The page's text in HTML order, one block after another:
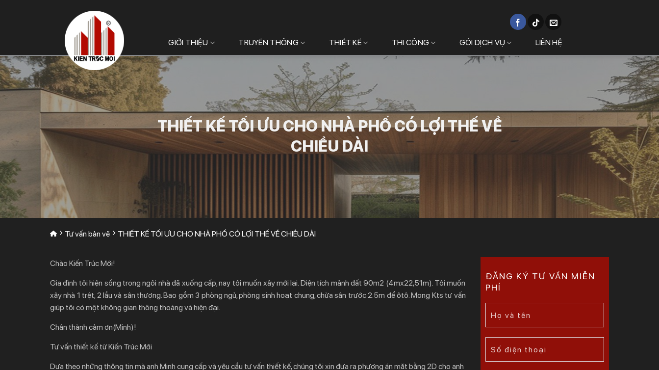
GIỚI THIỆU TRUYỀN THÔNG THIẾT KẾ THI CÔNG GÓI DỊCH VỤ LIÊN HỆ
THIẾT KẾ TỐI ƯU CHO NHÀ PHỐ CÓ LỢI THẾ VỀ
CHIỀU DÀI
Tư vấn bản vẽ THIẾT KẾ TỐI ƯU CHO NHÀ PHỐ CÓ LỢI THẾ VỀ CHIỀU DÀI
Chào Kiến Trúc Mới!
Gia đình tôi hiện sống trong ngôi nhà đã xuống cấp, nay tôi muốn xây mới lại. Diện tích mảnh đất 90m2 (4mx22,51m). Tôi muốn
xây nhà 1 trệt, 2 lầu và sân thượng. Bao gồm 3 phòng ngủ, phòng sinh hoạt chung, chừa sân trước 2.5m để ôtô. Mong Kts tư vấn
giúp tôi có một không gian thông thoáng và hiện đại.
Chân thành cảm ơn(Minh)!
Tư vấn thiết kế từ Kiến Trúc Mới
Dựa theo những thông tin mà anh Minh cung cấp và yêu cầu tư vấn thiết kế, chúng tôi xin đưa ra phương án mặt bằng 2D cho anh
ĐĂNG KÝ TƯ VẤN MIỄN
PHÍ